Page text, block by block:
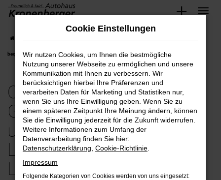
Zum
bequem und günstig kaufen mit Lieferservice nach Leverkusen
Opel-Corsa
Gebrauchtwagen bequem
und günstig kaufen mit
Lieferservice nach
Leverkusen
Cookie Einstellungen
Wir nutzen Cookies, um Ihnen die bestmögliche
Nutzung unserer Webseite zu ermöglichen und unsere
Kommunikation mit Ihnen zu verbessern. Wir
berücksichtigen hierbei Ihre Präferenzen und
verarbeiten Daten für Marketing und Statistiken nur,
wenn Sie uns Ihre Einwilligung geben. Wenn Sie zu
einem späteren Zeitpunkt Ihre Meinung ändern, können
Sie die Einwilligung jederzeit für die Zukunft widerrufen.
Weitere Informationen zum Umfang der
Datenverarbeitung finden Sie hier:
Datenschutzerklärung Cookie-Richtlinie
Impressum
Folgende Kategorien von Cookies werden von uns eingesetzt: